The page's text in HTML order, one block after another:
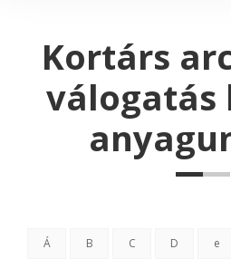
Kortárs
válogatás
Á B C D e